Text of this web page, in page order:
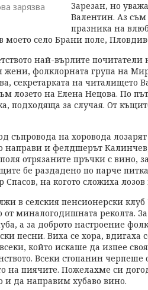
зарязва
Зарезан, но
Валентин. Аз
празника на
моето село Брани поле,
най-върлите почитатели
фолклорната група на
секретарката на читалището
лозето на Елена Нецова. По
подходяща за случая. От
съпровода на хоровода
направи и фелдшерът
отрязаните пръчки с вино,
бе раздадено по парче
Спасов, на когото сложиха лозов
в селския пенсионерски
от миналогодишната реколта.
а за доброто настроение
песни. Виха се хора,
който искаше да изпее
Всеки стопанин черпеше
на пиячите. Пожелахме си
и да направим хубаво вино.